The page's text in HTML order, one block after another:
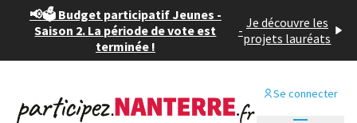
📢🗳️ Budget participatif Jeunes -
Saison 2. La période de vote est
terminée !
- Je découvre les
projets lauréats
Se connecter